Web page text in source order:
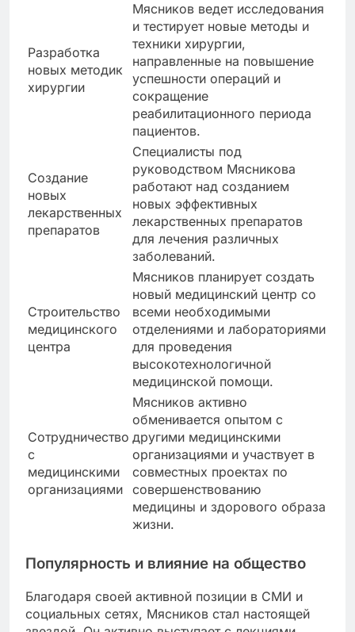
Разработка
новых методик
хирургии
Мясников ведет исследования
и тестирует новые методы и
техники хирургии,
направленные на повышение
успешности операций и
сокращение
реабилитационного периода
пациентов.
Создание
новых
лекарственных
препаратов
Специалисты под
руководством Мясникова
работают над созданием
новых эффективных
лекарственных препаратов
для лечения различных
заболеваний.
Строительство
медицинского
центра
Мясников планирует создать
новый медицинский центр со
всеми необходимыми
отделениями и лабораториями
для проведения
высокотехнологичной
медицинской помощи.
Сотрудничество
с
медицинскими
организациями
Мясников активно
обменивается опытом с
другими медицинскими
организациями и участвует в
совместных проектах по
совершенствованию
медицины и здорового образа
жизни.
Популярность и влияние на общество
Благодаря своей активной позиции в СМИ и
социальных сетях, Мясников стал настоящей